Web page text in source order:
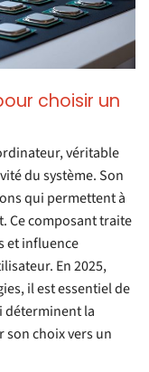
choisir un
véritable
du système. Son
qui permettent à
Ce composant traite
et influence
En 2025,
il est essentiel de
déterminent la
son choix vers un